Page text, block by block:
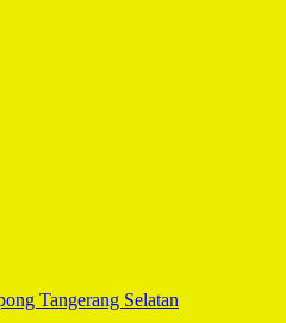
Share
Tangerang Selatan